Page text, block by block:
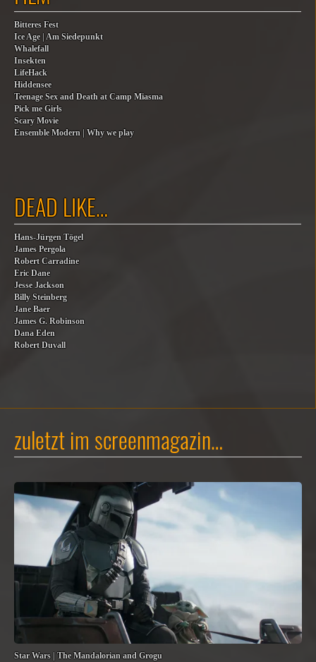
Bitteres Fest
Ice Age | Am Siedepunkt
Whalefall
Insekten
LifeHack
Hiddensee
Teenage Sex and Death at Camp Miasma
Pick me Girls
Scary Movie
Ensemble Modern | Why we play
DEAD LIKE…
Hans-Jürgen Tögel
James Pergola
Robert Carradine
Eric Dane
Jesse Jackson
Billy Steinberg
Jane Baer
James G. Robinson
Dana Eden
Robert Duvall
zuletzt im screenmagazin…
Star Wars | The Mandalorian and Grogu